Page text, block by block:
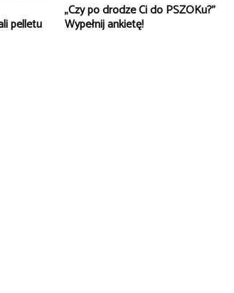
pelletu
„Czy po drodze Ci do PSZOKu?”
Wypełnij ankietę!